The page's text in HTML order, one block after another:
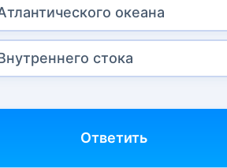
океана
стока
Ответить